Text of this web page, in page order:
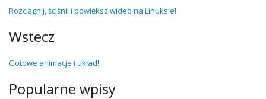
Rozciągnij, ściśnij i powiększ wideo na Linuksie!
Wstecz
Gotowe animacje i układ!
Popularne wpisy